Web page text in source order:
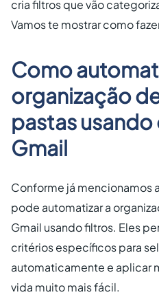
cria filtros que vão
Vamos te mostrar como
Como
organização
pastas
Gmail
Conforme já mencionamos
pode automatizar a
Gmail usando filtros. Eles
critérios específicos para
automaticamente e aplicar
vida muito mais fácil.